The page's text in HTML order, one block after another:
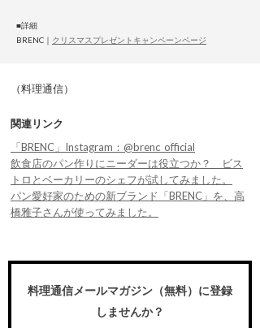
■詳細
BRENC｜ クリスマスプレゼントキャンペーンページ
（料理通信）
関連リンク
「BRENC」Instagram：@brenc_official
飲食店のパン作りにニーダーは役立つか？ ビス
トロとベーカリーのシェフが試してみました。
パン愛好家のための新ブランド「BRENC」を、高
橋雅子さんが使ってみました。
料理通信メールマガジン（無料）に登録
しませんか？